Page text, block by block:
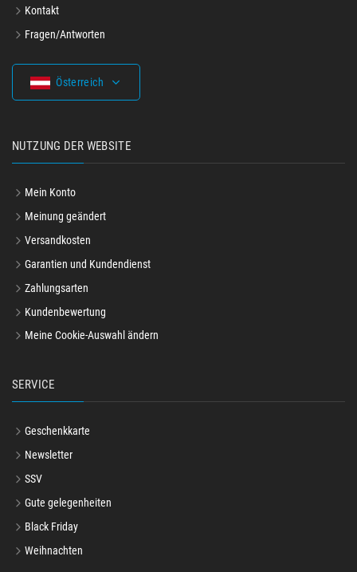
Kontakt
Fragen/Antworten
Österreich
NUTZUNG DER WEBSITE
Mein Konto
Meinung geändert
Versandkosten
Garantien und Kundendienst
Zahlungsarten
Kundenbewertung
Meine Cookie-Auswahl ändern
SERVICE
Geschenkkarte
Newsletter
SSV
Gute gelegenheiten
Black Friday
Weihnachten